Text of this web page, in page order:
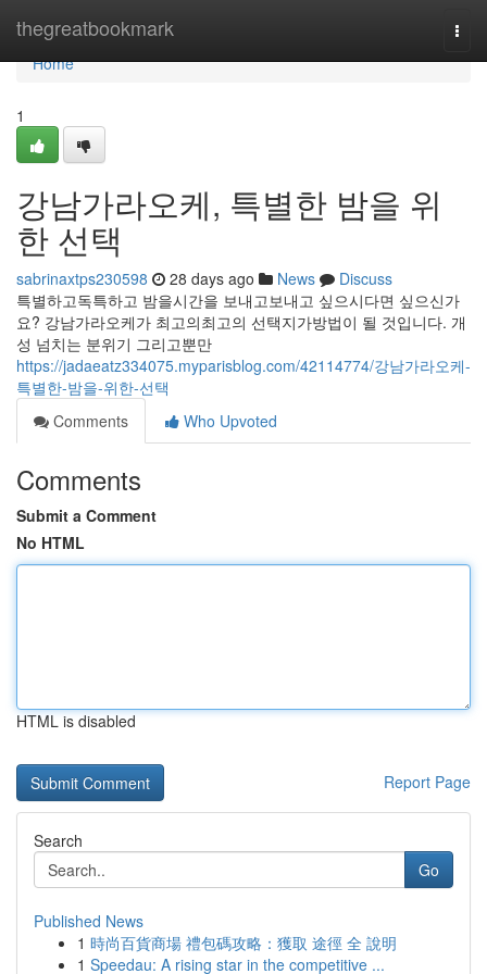
thegreatbookmark
Home
Home
1
강남가라오케, 특별한 밤을 위
한 선택
sabrinaxtps230598 28 days ago News
Discuss
특별하고독특하고 밤을시간을 보내고보내고 싶으시다면 싶으신가
요? 강남가라오케가 최고의최고의 선택지가방법이 될 것입니다. 개
성 넘치는 분위기 그리고뿐만
https://jadaeatz334075.myparisblog.com/42114774/강남가라오케-
특별한-밤을-위한-선택
Comments
Who Upvoted
Comments
Submit a Comment
No HTML
HTML is disabled
Report Page
Search
Go
Published News
1 時尚百貨商場 禮包碼攻略：獲取 途徑 全 說明
1 Speedau: A rising star in the competitive ...